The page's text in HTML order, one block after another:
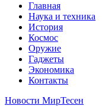
Главная
Наука и техника
История
Космос
Оружие
Гаджеты
Экономика
Контакты
Новости МирТесен